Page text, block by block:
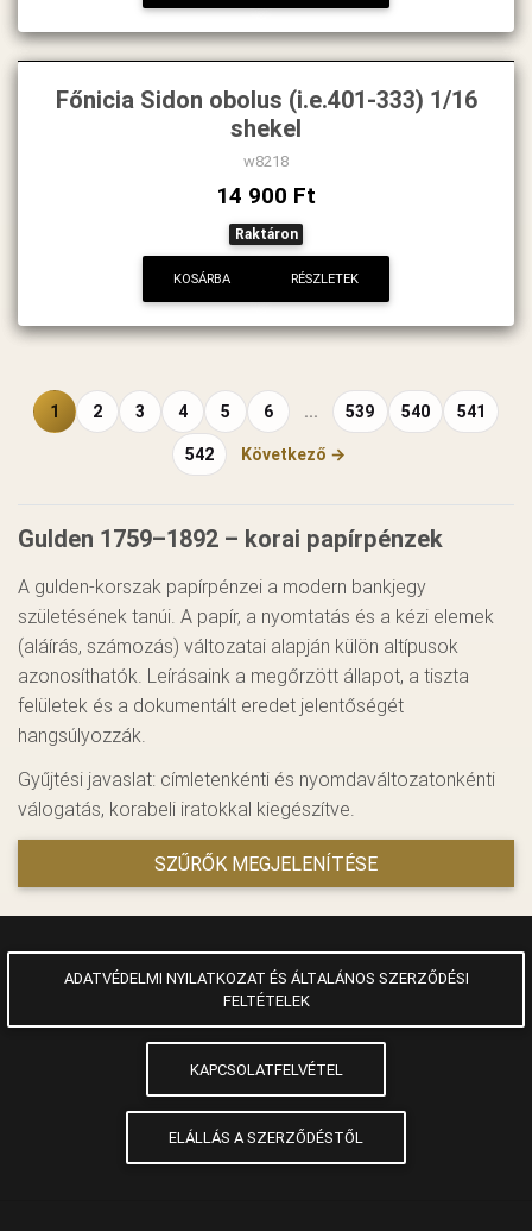
Főnicia Sidon obolus (i.e.401-333) 1/16
shekel
w8218
14 900 Ft
Raktáron
KOSÁRBA RÉSZLETEK
1 2 3 4 5 6 ... 539 540
541
542
Következő →
Gulden 1759–1892 – korai papírpénzek
A gulden-korszak papírpénzei a modern bankjegy
születésének tanúi. A papír, a nyomtatás és a kézi elemek
(aláírás, számozás) változatai alapján külön altípusok
azonosíthatók. Leírásaink a megőrzött állapot, a tiszta
felületek és a dokumentált eredet jelentőségét
hangsúlyozzák.
Gyűjtési javaslat: címletenkénti és nyomdaváltozatonkénti
válogatás, korabeli iratokkal kiegészítve.
SZŰRŐK MEGJELENÍTÉSE
ADATVÉDELMI NYILATKOZAT ÉS ÁLTALÁNOS SZERZŐDÉSI
FELTÉTELEK
KAPCSOLATFELVÉTEL
ELÁLLÁS A SZERZŐDÉSTŐL